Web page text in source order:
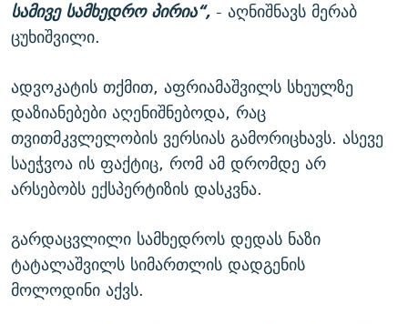
სამივე სამხედრო პირია“,- აღნიშნავს მერაბ
ცუხიშვილი.
ადვოკატის თქმით, აფრიამაშვილს სხეულზე
დაზიანებები აღენიშნებოდა, რაც
თვითმკვლელობის ვერსიას გამორიცხავს. ასევე
საეჭვოა ის ფაქტიც, რომ ამ დრომდე არ
არსებობს ექსპერტიზის დასკვნა.
გარდაცვლილი სამხედროს დედას ნაზი
ტატალაშვილს სიმართლის დადგენის
მოლოდინი აქვს.